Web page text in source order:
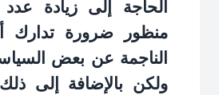
الحاجة إلى زيادة
منظور ضرورة تدارك
الناجمة عن بعض
ولكن بالإضافة إلى